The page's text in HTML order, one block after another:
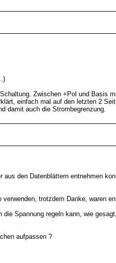
Zwischen +Pol und Basis
einfach mal auf den letzten 2
damit auch die Strombegrenzung.
den Datenblättern entnehmen
trotzdem Danke, waren
Spannung regeln kann, wie
aufpassen ?